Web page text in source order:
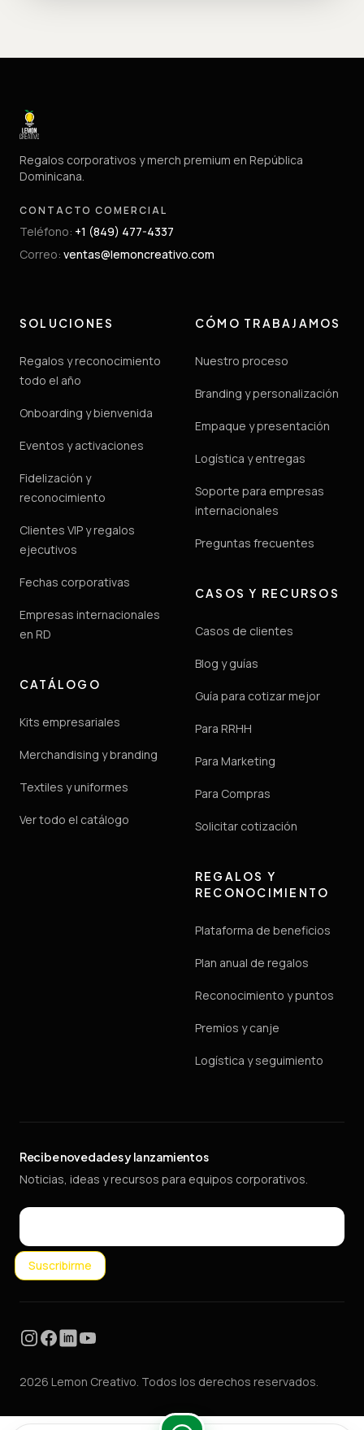
Regalos corporativos y merch premium en República
Dominicana.
CONTACTO COMERCIAL
Teléfono: +1 (849) 477-4337
Correo: ventas@lemoncreativo.com
SOLUCIONES
Regalos y reconocimiento
todo el año
Onboarding y bienvenida
Eventos y activaciones
Fidelización y
reconocimiento
Clientes VIP y regalos
ejecutivos
Fechas corporativas
Empresas internacionales
en RD
CATÁLOGO
Kits empresariales
Merchandising y branding
Textiles y uniformes
Ver todo el catálogo
CÓMO TRABAJAMOS
Nuestro proceso
Branding y personalización
Empaque y presentación
Logística y entregas
Soporte para empresas
internacionales
Preguntas frecuentes
CASOS Y RECURSOS
Casos de clientes
Blog y guías
Guía para cotizar mejor
Para RRHH
Para Marketing
Para Compras
Solicitar cotización
REGALOS Y
RECONOCIMIENTO
Plataforma de beneficios
Plan anual de regalos
Reconocimiento y puntos
Premios y canje
Logística y seguimiento
Recibe novedades y lanzamientos
Noticias, ideas y recursos para equipos corporativos.
Email
Suscribirme
Instagram
Facebook
LinkedInYouTube
2026 Lemon Creativo. Todos los derechos reservados.